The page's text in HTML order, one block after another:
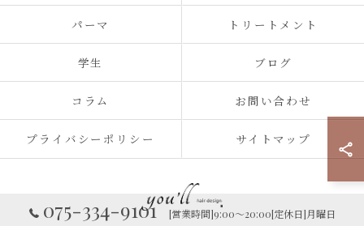
075-334-9101 [営業時間]9:00～20:00[定休日]月曜日
パーマ トリートメント
学生 ブログ
コラム お問い合わせ
プライバシーポリシー サイトマップ